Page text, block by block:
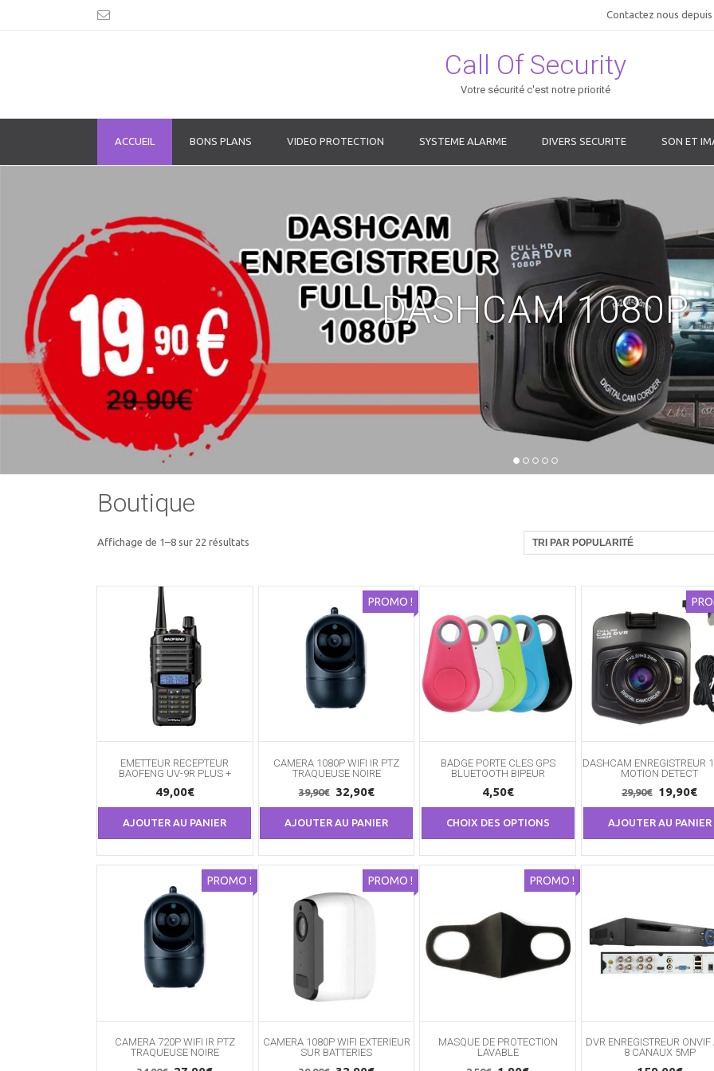
Contactez nous
Call Of Security
Votre sécurité c'est notre priorité
ACCUEIL BONS PLANS VIDEO PROTECTION SYSTEME ALARME DIVERS SECURITE SON ET
DASHCAM 1080P
5
Boutique
Affichage de 1–8 sur 22 résultats
EMETTEUR RECEPTEUR
BAOFENG UV-9R PLUS +
49,00€
AJOUTER AU PANIER
PROMO !
CAMERA 1080P WIFI IR PTZ
TRAQUEUSE NOIRE
39,90€
Le
prix
initial
était :
32,90€Le
prix
actuel
est :
AJOUTER AU PANIER
BADGE PORTE CLES GPS
BLUETOOTH BIPEUR
4,50€
CHOIX DES OPTIONS
Ce
produit
a
plusieurs
variations.
Les
options
être
choisies
produit
DASHCAM ENREGISTREUR
MOTION DETECT
29,90€
Le
prix
initial
était :
19,90€Le
AJOUTER AU PANIER
PROMO !
CAMERA 720P WIFI IR PTZ
TRAQUEUSE NOIRE
PROMO !
CAMERA 1080P WIFI EXTERIEUR
SUR BATTERIES
PROMO !
MASQUE DE PROTECTION
LAVABLE
DVR ENREGISTREUR ONVIF
8 CANAUX 5MP